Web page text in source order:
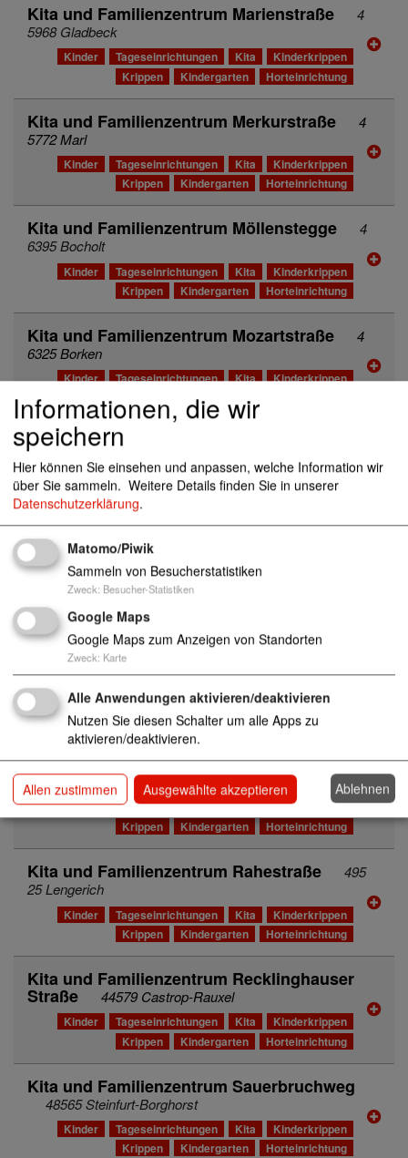
Kita und Familienzentrum Marienstraße
4
5968 Gladbeck
Kinder Tageseinrichtungen Kita
Kinderkrippen
Krippen
Kindergarten Horteinrichtung
Kita und Familienzentrum Merkurstraße
4
5772 Marl
Kinder Tageseinrichtungen Kita
Kinderkrippen
Krippen
Kindergarten Horteinrichtung
Kita und Familienzentrum Möllenstegge
4
6395 Bocholt
Kinder Tageseinrichtungen Kita
Kinderkrippen
Krippen
Kindergarten Horteinrichtung
Kita und Familienzentrum Mozartstraße
4
6325 Borken
Kinder Tageseinrichtungen Kita
Kinderkrippen
Kindergarten
Kita und Familienzentrum Münsterstraße
49525 Lengerich
Kinder Tageseinrichtungen Kita
Kinderkrippen
Krippen
Kita und Familienzentrum Nerzweg
Münster
Kinder Tageseinrichtungen
Krippen
Kita und Familienzentrum Nienborger Dam
m 48599 Gronau-Epe
Kinder Tageseinrichtungen Kita
Kinderkrippen
Krippen
Kindergarten Horteinrichtung
Kita und Familienzentrum Paschenbergstra
ße 45699 Herten
Kinder Tageseinrichtungen Kita
Kinderkrippen
Krippen
Kindergarten Horteinrichtung
Kita und Familienzentrum Rahestraße
495
25 Lengerich
Kinder Tageseinrichtungen Kita
Kinderkrippen
Krippen
Kindergarten Horteinrichtung
Kita und Familienzentrum Recklinghauser
Straße 44579 Castrop-Rauxel
Kinder Tageseinrichtungen Kita
Kinderkrippen
Krippen
Kindergarten Horteinrichtung
Kita und Familienzentrum Sauerbruchweg
48565 Steinfurt-Borghorst
Kinder Tageseinrichtungen Kita
Kinderkrippen
Krippen
Kindergarten Horteinrichtung
Informationen, die wir
speichern
Hier können Sie einsehen und anpassen, welche Information wir
über Sie sammeln. Weitere Details finden Sie in unserer
Datenschutzerklärung.
Matomo/Piwik
Sammeln von Besucherstatistiken
Zweck: Besucher-Statistiken
Google Maps
Google Maps zum Anzeigen von Standorten
Zweck: Karte
Alle Anwendungen aktivieren/deaktivieren
Nutzen Sie diesen Schalter um alle Apps zu
aktivieren/deaktivieren.
Allen zustimmen Ausgewählte akzeptieren Ablehnen